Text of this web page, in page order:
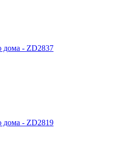
дома - ZD2837
дома - ZD2819